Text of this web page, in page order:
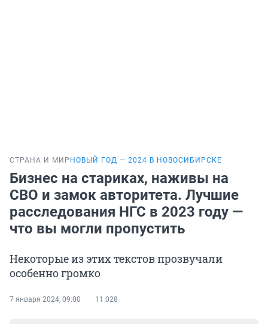
СТРАНА И МИР НОВЫЙ ГОД — 2024 В НОВОСИБИРСКЕ
Бизнес на стариках, наживы на
СВО и замок авторитета. Лучшие
расследования НГС в 2023 году —
что вы могли пропустить
Некоторые из этих текстов прозвучали
особенно громко
7 января 2024, 09:00 11 028